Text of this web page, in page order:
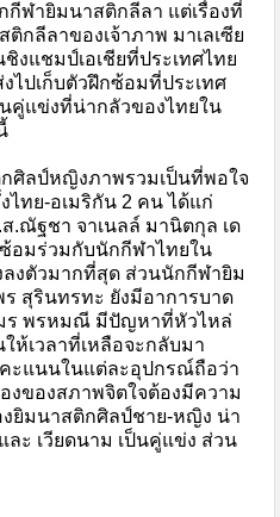
กีฬายิมนาสติกลีลา แต่เรื่องที่
กลีลาของเจ้าภาพ มาเลเซีย
งแชมป์เอเชียที่ประเทศไทย
ไปเก็บตัวฝึกซ้อมที่ประเทศ
คู่แข่งที่น่ากลัวของไทยใน
ศิลป์หญิงภาพรวมเป็นที่พอใจ
ทย-อเมริกัน 2 คน ได้แก่
.ณัฐชา จาเนลล์ มานิตกุล เด
อมร่วมกับนักกีฬาไทยใน
ลงตัวมากที่สุด ส่วนนักกีฬายิม
สุรินทรทะ ยังมีอาการบาด
มร พรหมณี มีปัญหาที่หัวไหล่
ห้เวลาที่เหลือจะกลับมา
ะแนนในแต่ละอุปกรณ์ถือว่า
งของสภาพจิตใจต้องมีความ
ยิมนาสติกศิลป์ชาย-หญิง น่า
ะ เวียดนาม เป็นคู่แข่ง ส่วน